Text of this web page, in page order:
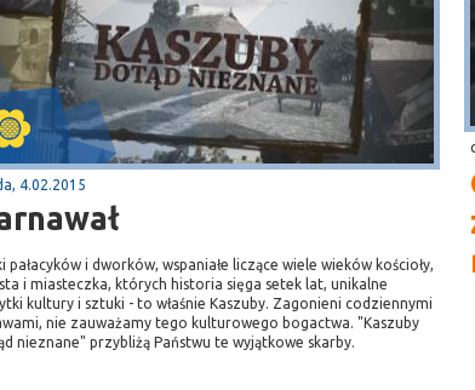
4.02.2015
pałacyków i dworków, wspaniałe liczące wiele wieków kościoły,
i miasteczka, których historia sięga setek lat, unikalne
kultury i sztuki - to właśnie Kaszuby. Zagonieni codziennymi
nie zauważamy tego kulturowego bogactwa. "Kaszuby
nieznane" przybliżą Państwu te wyjątkowe skarby.